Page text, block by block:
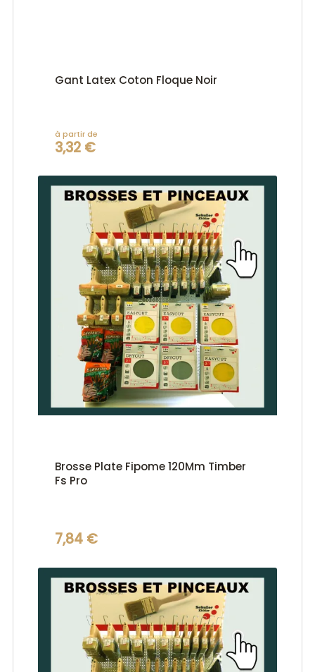
Gant Latex Coton Floque Noir
à partir de
3,32 €
Brosse Plate Fipome 120Mm Timber
Fs Pro
7,84 €